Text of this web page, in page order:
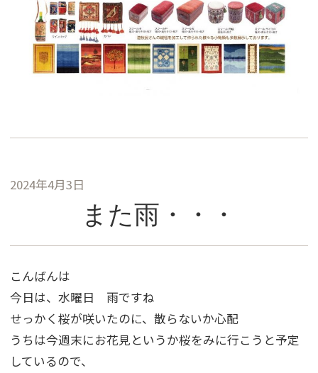
2024年4月3日
また雨・・・
こんばんは
今日は、水曜日 雨ですね
せっかく桜が咲いたのに、散らないか心配
うちは今週末にお花見というか桜をみに行こうと予定
しているので、